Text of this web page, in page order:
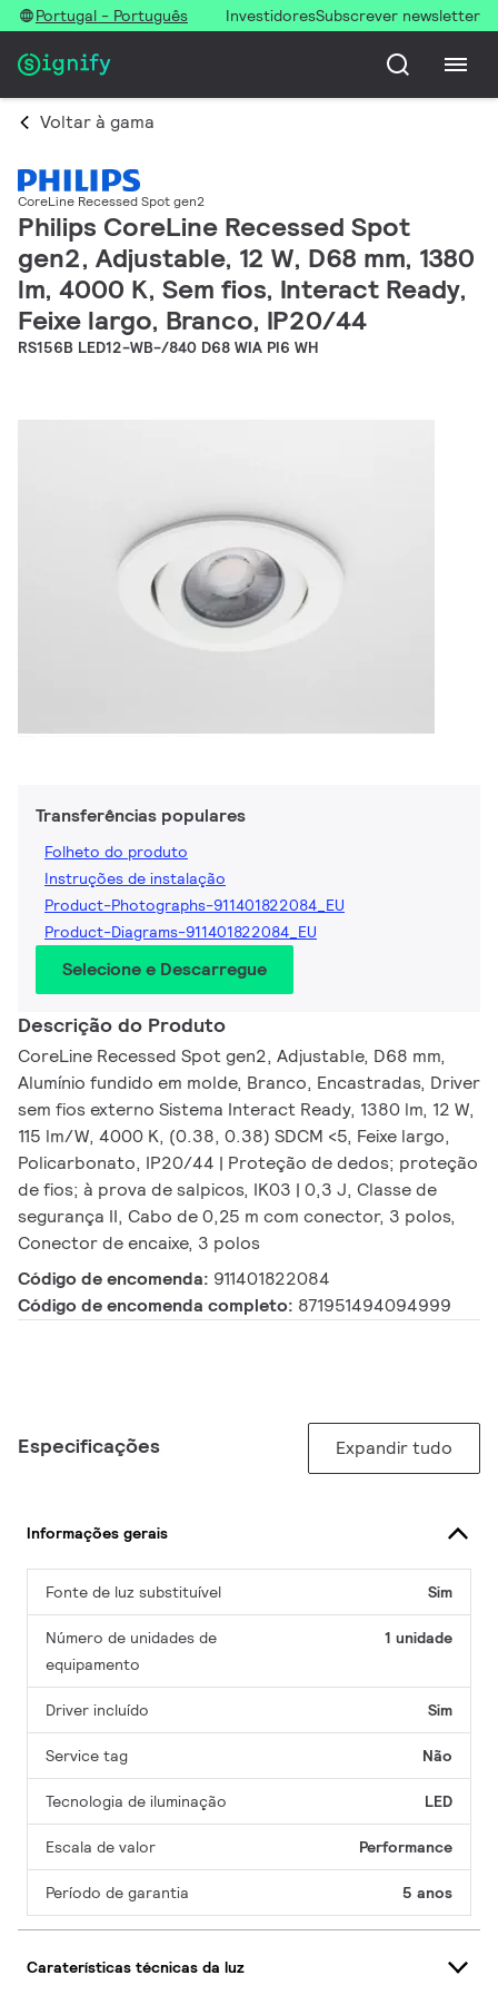
Portugal - Português InvestidoresSubscrever newsletter
Voltar à gama
CoreLine Recessed Spot gen2
Philips CoreLine Recessed Spot
gen2, Adjustable, 12 W, D68 mm, 1380
lm, 4000 K, Sem fios, Interact Ready,
Feixe largo, Branco, IP20/44
RS156B LED12-WB-/840 D68 WIA PI6 WH
Transferências populares
Folheto do produto
Instruções de instalação
Product-Photographs-911401822084_EU
Product-Diagrams-911401822084_EU
Selecione e Descarregue
Descrição do Produto
CoreLine Recessed Spot gen2, Adjustable, D68 mm,
Alumínio fundido em molde, Branco, Encastradas, Driver
sem fios externo Sistema Interact Ready, 1380 lm, 12 W,
115 lm/W, 4000 K, (0.38, 0.38) SDCM <5, Feixe largo,
Policarbonato, IP20/44 | Proteção de dedos; proteção
de fios; à prova de salpicos, IK03 | 0,3 J, Classe de
segurança II, Cabo de 0,25 m com conector, 3 polos,
Conector de encaixe, 3 polos
Código de encomenda: 911401822084
Código de encomenda completo: 871951494094999
Especificações Expandir tudo
Informações gerais
Fonte de luz substituível Sim
Número de unidades de
equipamento
1 unidade
Driver incluído Sim
Service tag Não
Tecnologia de iluminação LED
Escala de valor Performance
Período de garantia 5 anos
Caraterísticas técnicas da luz